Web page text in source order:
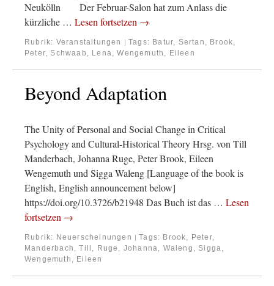
Neukölln Der Februar-Salon hat zum Anlass die
kürzliche … Lesen fortsetzen →
Rubrik: Veranstaltungen | Tags: Batur, Sertan , Brook,
Peter, Schwaab, Lena,Wengemuth, Eileen
Beyond Adaptation
The Unity of Personal and Social Change in Critical
Psychology and Cultural-Historical Theory Hrsg. von Till
Manderbach, Johanna Ruge, Peter Brook, Eileen
Wengemuth und Sigga Waleng [Language of the book is
English, English announcement below]
https://doi.org/10.3726/b21948 Das Buch ist das … Lesen
fortsetzen →
Rubrik: Neuerscheinungen | Tags: Brook, Peter,
Manderbach, Till , Ruge, Johanna, Waleng, Sigga,
Wengemuth, Eileen